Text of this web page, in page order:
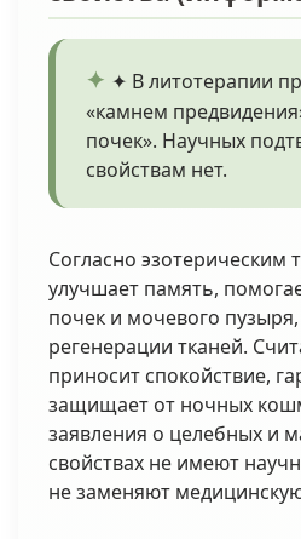
✦ В литотерапии
«камнем
почек». Научных
свойствам нет.
Согласно эзотерическим
улучшает память,
почек и мочевого пузыря,
регенерации тканей.
приносит спокойствие,
защищает от ночных
заявления о целебных и
свойствах не имеют
не заменяют